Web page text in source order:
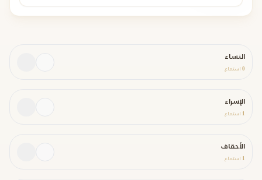
النساء
0 استماع
الإسراء
1 استماع
الأحقاف
1 استماع